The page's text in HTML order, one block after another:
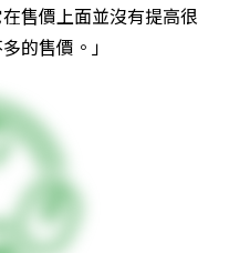
售價上面並沒有提高很
的售價。」